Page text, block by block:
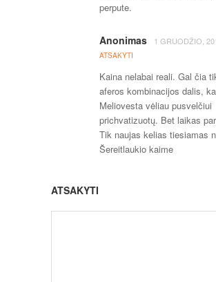
perpute.
Anonimas 1 GRUODŽIO,
ATSAKYTI
Kaina nelabai reali. Gal čia
aferos kombinacijos dalis,
Meliovesta vėliau pusvelčiui
prichvatizuotų. Bet laikas
Tik naujas kelias tiesiamas
Šereitlaukio kaime
ATSAKYTI